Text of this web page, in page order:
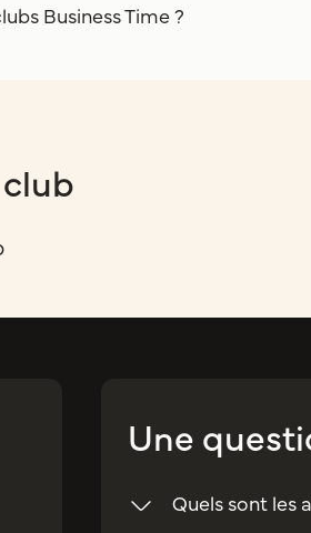
Business Time ?
Une
Quels sont les